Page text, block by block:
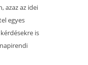
azaz az idei
egyes
is